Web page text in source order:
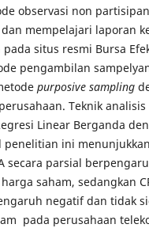
observasi non
mempelajari laporan
situs resmi Bursa
pengambilan
purposive sampling
Teknik
Linear Berganda
penelitian ini
secara parsial
saham, sedangkan
negatif dan tidak
pada perusahaan